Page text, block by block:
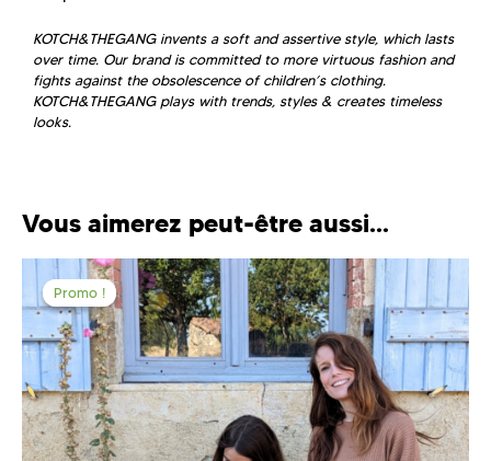
KOTCH&THEGANG invents a soft and assertive style, which lasts
over time. Our brand is committed to more virtuous fashion and
fights against the obsolescence of children’s clothing.
KOTCH&THEGANG plays with trends, styles & creates timeless
looks.
Vous aimerez peut-être aussi…
Promo !
Promo !